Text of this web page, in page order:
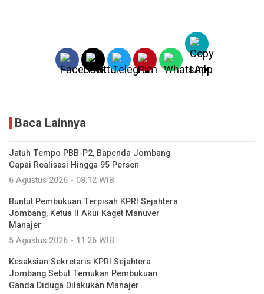
Baca Lainnya
Jatuh Tempo PBB-P2, Bapenda Jombang
Capai Realisasi Hingga 95 Persen
6 Agustus 2026 - 08:12 WIB
Buntut Pembukuan Terpisah KPRI Sejahtera
Jombang, Ketua II Akui Kaget Manuver
Manajer
5 Agustus 2026 - 11:26 WIB
Kesaksian Sekretaris KPRI Sejahtera
Jombang Sebut Temukan Pembukuan
Ganda Diduga Dilakukan Manajer